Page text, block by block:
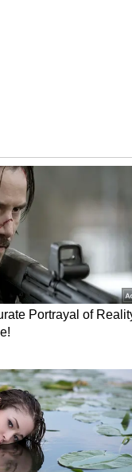
ಬರದಂತೆ
ಅವಕಾಶ ವಿರುತ್ತದೆ.
ಗಾಜಿನ ಮನೆಯಲ್ಲಿ
ವೃತ್ತದ ಮುಖಾಂತರ
ವೃತ್ತವನ್ನು ದಾಟಿ